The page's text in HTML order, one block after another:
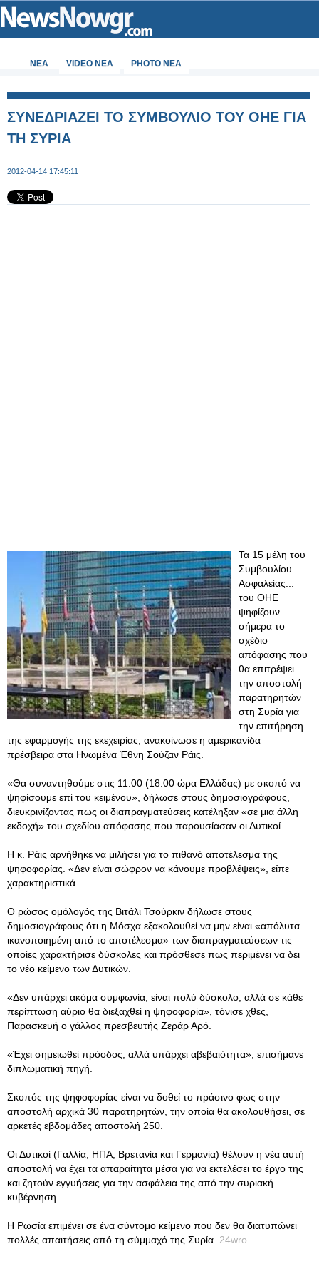
ΝΕΑ VIDEO NEA PHOTO NEA
ΣΥΝΕΔΡΙΑΖΕΙ ΤΟ ΣΥΜΒΟΥΛΙΟ ΤΟΥ ΟΗΕ ΓΙΑ
ΤΗ ΣΥΡΙΑ
2012-04-14 17:45:11
Τα 15 μέλη του
Συμβουλίου
Ασφαλείας...
του ΟΗΕ
ψηφίζουν
σήμερα το
σχέδιο
απόφασης που
θα επιτρέψει
την αποστολή
παρατηρητών
στη Συρία για
την επιτήρηση
της εφαρμογής της εκεχειρίας, ανακοίνωσε η αμερικανίδα
πρέσβειρα στα Ηνωμένα Έθνη Σούζαν Ράις.
«Θα συναντηθούμε στις 11:00 (18:00 ώρα Ελλάδας) με σκοπό να
ψηφίσουμε επί του κειμένου», δήλωσε στους δημοσιογράφους,
διευκρινίζοντας πως οι διαπραγματεύσεις κατέληξαν «σε μια άλλη
εκδοχή» του σχεδίου απόφασης που παρουσίασαν οι Δυτικοί.
Η κ. Ράις αρνήθηκε να μιλήσει για το πιθανό αποτέλεσμα της
ψηφοφορίας. «Δεν είναι σώφρον να κάνουμε προβλέψεις», είπε
χαρακτηριστικά.
Ο ρώσος ομόλογός της Βιτάλι Τσούρκιν δήλωσε στους
δημοσιογράφους ότι η Μόσχα εξακολουθεί να μην είναι «απόλυτα
ικανοποιημένη από το αποτέλεσμα» των διαπραγματεύσεων τις
οποίες χαρακτήρισε δύσκολες και πρόσθεσε πως περιμένει να δει
το νέο κείμενο των Δυτικών.
«Δεν υπάρχει ακόμα συμφωνία, είναι πολύ δύσκολο, αλλά σε κάθε
περίπτωση αύριο θα διεξαχθεί η ψηφοφορία», τόνισε χθες,
Παρασκευή ο γάλλος πρεσβευτής Ζεράρ Αρό.
«Έχει σημειωθεί πρόοδος, αλλά υπάρχει αβεβαιότητα», επισήμανε
διπλωματική πηγή.
Σκοπός της ψηφοφορίας είναι να δοθεί το πράσινο φως στην
αποστολή αρχικά 30 παρατηρητών, την οποία θα ακολουθήσει, σε
αρκετές εβδομάδες αποστολή 250.
Οι Δυτικοί (Γαλλία, ΗΠΑ, Βρετανία και Γερμανία) θέλουν η νέα αυτή
αποστολή να έχει τα απαραίτητα μέσα για να εκτελέσει το έργο της
και ζητούν εγγυήσεις για την ασφάλεια της από την συριακή
κυβέρνηση.
Η Ρωσία επιμένει σε ένα σύντομο κείμενο που δεν θα διατυπώνει
πολλές απαιτήσεις από τη σύμμαχό της Συρία. 24wro